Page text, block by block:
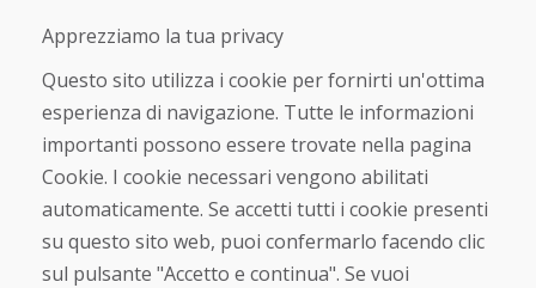
Acquistare
Negozio online
Termini e condizioni commerciali
Spedizione e pagamento
Reso e cambio merce
Protezione dei dati personali
Cookies
Apprezziamo la tua privacy
Questo sito utilizza i cookie per fornirti un'ottima
esperienza di navigazione. Tutte le informazioni
importanti possono essere trovate nella pagina
Cookie. I cookie necessari vengono abilitati
automaticamente. Se accetti tutti i cookie presenti
su questo sito web, puoi confermarlo facendo clic
sul pulsante "Accetto e continua". Se vuoi